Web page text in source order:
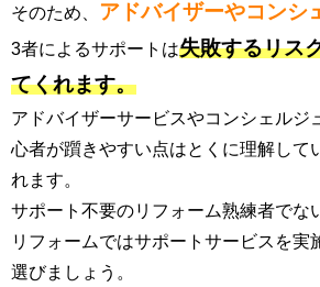
そのため、 アドバイザーやコンシ
3者によるサポートは失敗するリス
てくれます。
アドバイザーサービスやコンシェルジ
心者が躓きやすい点はとくに理解して
れます。
サポート不要のリフォーム熟練者でな
リフォームではサポートサービスを実
選びましょう。